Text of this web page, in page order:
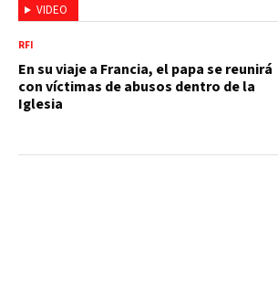
VIDEO
RFI
En su viaje a Francia, el papa se reunirá
con víctimas de abusos dentro de la
Iglesia